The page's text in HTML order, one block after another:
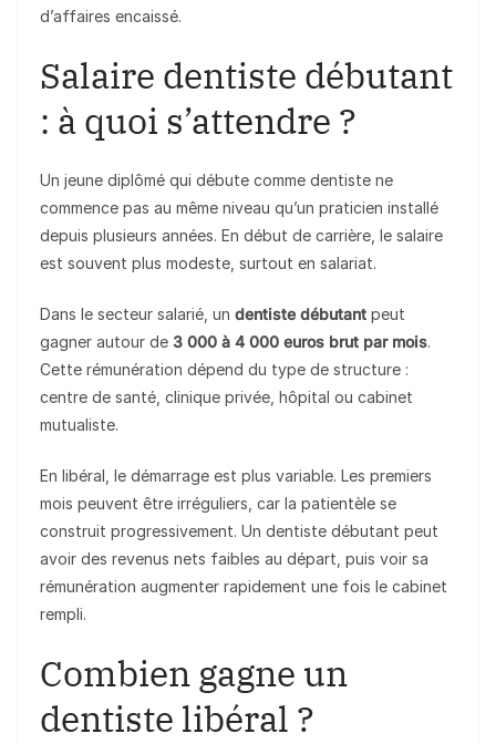
d’affaires encaissé.
Salaire dentiste débutant
: à quoi s’attendre ?
Un jeune diplômé qui débute comme dentiste ne
commence pas au même niveau qu’un praticien installé
depuis plusieurs années. En début de carrière, le salaire
est souvent plus modeste, surtout en salariat.
Dans le secteur salarié, un dentiste débutant peut
gagner autour de 3 000 à 4 000 euros brut par mois.
Cette rémunération dépend du type de structure :
centre de santé, clinique privée, hôpital ou cabinet
mutualiste.
En libéral, le démarrage est plus variable. Les premiers
mois peuvent être irréguliers, car la patientèle se
construit progressivement. Un dentiste débutant peut
avoir des revenus nets faibles au départ, puis voir sa
rémunération augmenter rapidement une fois le cabinet
rempli.
Combien gagne un
dentiste libéral ?